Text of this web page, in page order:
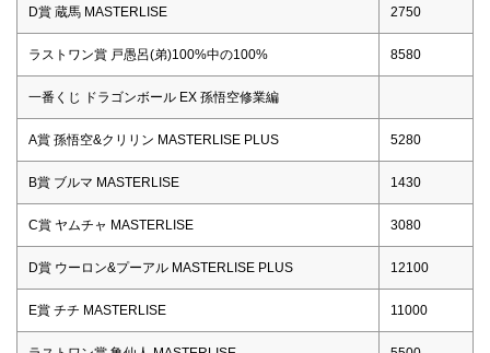
D賞 蔵馬 MASTERLISE 2750
ラストワン賞 戸愚呂(弟)100%中の100% 8580
一番くじ ドラゴンボール EX 孫悟空修業編
A賞 孫悟空&クリリン MASTERLISE PLUS 5280
B賞 ブルマ MASTERLISE 1430
C賞 ヤムチャ MASTERLISE 3080
D賞 ウーロン&プーアル MASTERLISE PLUS 12100
E賞 チチ MASTERLISE 11000